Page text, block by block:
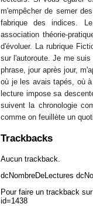
m'empêcher de semer
fabrique des indices.
association théorie-
d'évoluer. La rubrique
sur l'autoroute. Je me
phrase, jour après jour,
où je les avais tapés, où
lecture impose sa
suivent la chronologie
comme on feuillète un
Trackbacks
Aucun trackback.
dcNombreDeLectures
Pour faire un trackback
id=1438